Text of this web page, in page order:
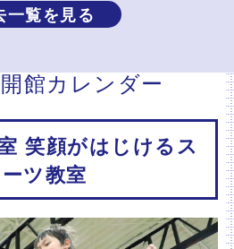
一覧を見る
館カレンダー
笑顔がはじけるス
ツ教室